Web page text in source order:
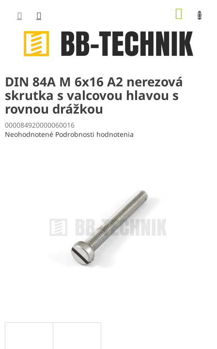
obsah
DIN 84A M 6x16 A2 nerezová
skrutka s valcovou hlavou s
rovnou drážkou
000084920000060016
Priemerné
Neohodnotené Podrobnosti hodnotenia